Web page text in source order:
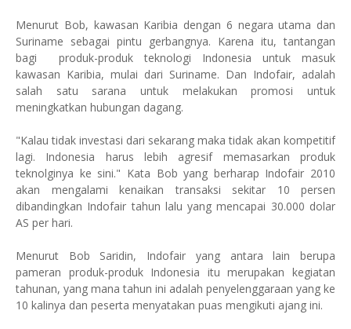
Menurut Bob, kawasan Karibia dengan 6 negara utama dan
Suriname sebagai pintu gerbangnya. Karena itu, tantangan
bagi produk-produk teknologi Indonesia untuk masuk
kawasan Karibia, mulai dari Suriname. Dan Indofair, adalah
salah satu sarana untuk melakukan promosi untuk
meningkatkan hubungan dagang.
"Kalau tidak investasi dari sekarang maka tidak akan kompetitif
lagi. Indonesia harus lebih agresif memasarkan produk
teknolginya ke sini." Kata Bob yang berharap Indofair 2010
akan mengalami kenaikan transaksi sekitar 10 persen
dibandingkan Indofair tahun lalu yang mencapai 30.000 dolar
AS per hari.
Menurut Bob Saridin, Indofair yang antara lain berupa
pameran produk-produk Indonesia itu merupakan kegiatan
tahunan, yang mana tahun ini adalah penyelenggaraan yang ke
10 kalinya dan peserta menyatakan puas mengikuti ajang ini.